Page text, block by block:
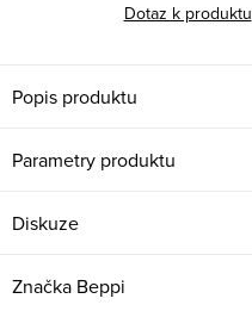
Dotaz k produktu
Popis produktu
Parametry produktu
Diskuze
Značka Beppi